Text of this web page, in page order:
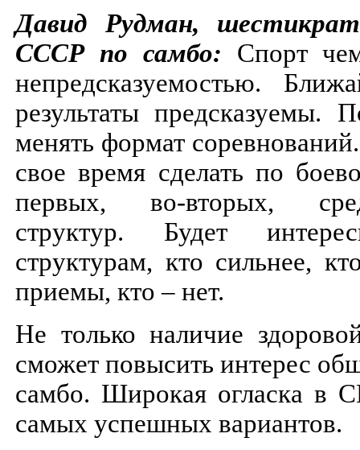
Давид Рудман,
СССР по самбо: Спорт
непредсказуемостью.
результаты предсказуемы.
менять формат
свое время сделать по
первых, во-вторых,
структур. Будет
структурам, кто сильнее,
приемы, кто – нет.
Не только наличие
сможет повысить интерес
самбо. Широкая огласка в
самых успешных вариантов.